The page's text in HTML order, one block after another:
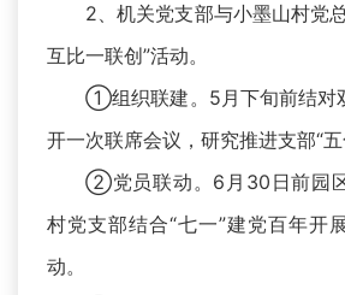
2、机关党支部与小墨山村党
互比一联创”活动。
①组织联建。5月下旬前结对
开一次联席会议，研究推进支部“五
②党员联动。6月30日前园
村党支部结合“七一”建党百年开
动。